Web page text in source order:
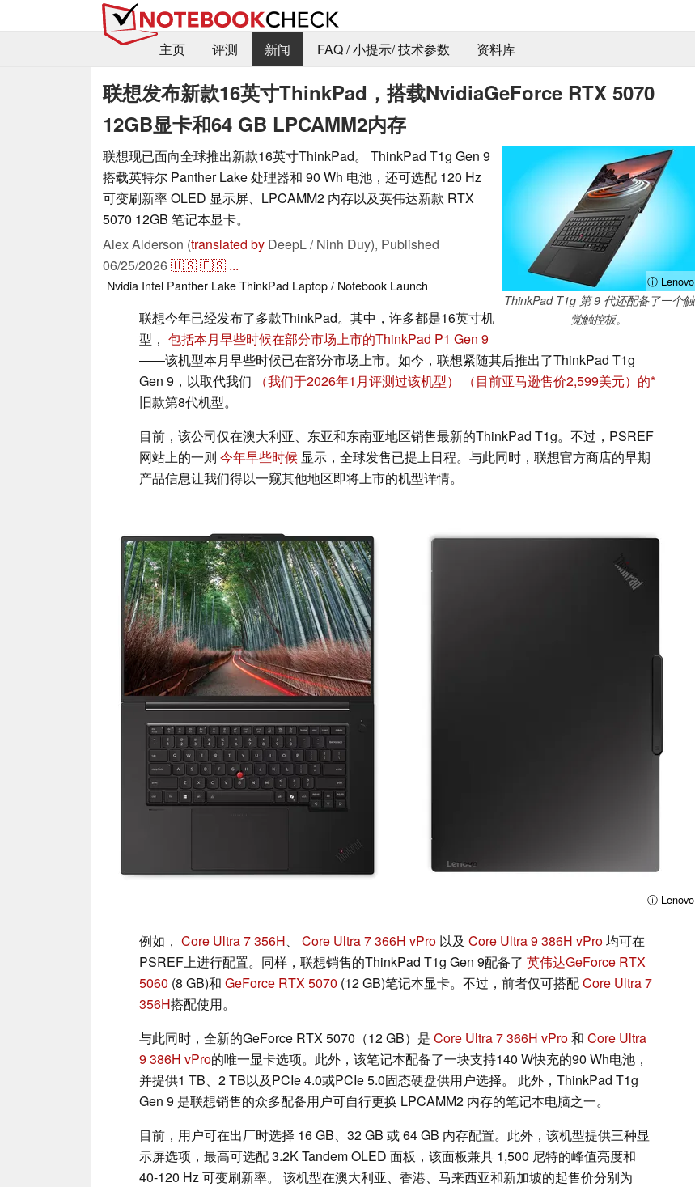
主页
评测 新闻 FAQ / 小提示/ 技术参数 资料库
联想发布新款16英寸ThinkPad，搭载NvidiaGeForce RTX 5070
12GB显卡和64 GB LPCAMM2内存
ⓘ Lenovo
ThinkPad T1g 第 9 代还配备了一个触
觉触控板。
联想现已面向全球推出新款16英寸ThinkPad。 ThinkPad T1g Gen 9
搭载英特尔 Panther Lake 处理器和 90 Wh 电池，还可选配 120 Hz
可变刷新率 OLED 显示屏、LPCAMM2 内存以及英伟达新款 RTX
5070 12GB 笔记本显卡。
Alex Alderson (translated by DeepL / Ninh Duy), Published
06/25/2026🇺🇸🇪🇸 ...
Nvidia Intel Panther LakeThinkPad Laptop / Notebook Launch
联想今年已经发布了多款ThinkPad。其中，许多都是16英寸机
型， 包括本月早些时候在部分市场上市的ThinkPad P1 Gen 9
——该机型本月早些时候已在部分市场上市。如今，联想紧随其后推出了ThinkPad T1g
Gen 9，以取代我们
（我们于2026年1月评测过该机型）
（目前亚马逊售价2,599美元）的
旧款第8代机型。
目前，该公司仅在澳大利亚、东亚和东南亚地区销售最新的ThinkPad T1g。不过，PSREF
网站上的一则 今年早些时候 显示，全球发售已提上日程。与此同时，联想官方商店的早期
产品信息让我们得以一窥其他地区即将上市的机型详情。
ⓘ Lenovo
例如， Core Ultra 7 356H、 Core Ultra 7 366H vPro 以及 Core Ultra 9 386H vPro均可在
PSREF上进行配置。同样，联想销售的ThinkPad T1g Gen 9配备了 英伟达GeForce RTX
5060 (8 GB)和 GeForce RTX 5070 (12 GB)笔记本显卡。不过，前者仅可搭配Core Ultra 7
356H搭配使用。
与此同时，全新的GeForce RTX 5070（12 GB）是 Core Ultra 7 366H vPro和 Core Ultra
9 386H vPro的唯一显卡选项。此外，该笔记本配备了一块支持140 W快充的90 Wh电池，
并提供1 TB、2 TB以及PCIe 4.0或PCIe 5.0固态硬盘供用户选择。 此外，ThinkPad T1g
Gen 9 是联想销售的众多配备用户可自行更换 LPCAMM2 内存的笔记本电脑之一。
目前，用户可在出厂时选择 16 GB、32 GB 或 64 GB 内存配置。此外，该机型提供三种显
示屏选项，最高可选配 3.2K Tandem OLED 面板，该面板兼具 1,500 尼特的峰值亮度和
40-120 Hz 可变刷新率。 该机型在澳大利亚、香港、马来西亚和新加坡的起售价分别为